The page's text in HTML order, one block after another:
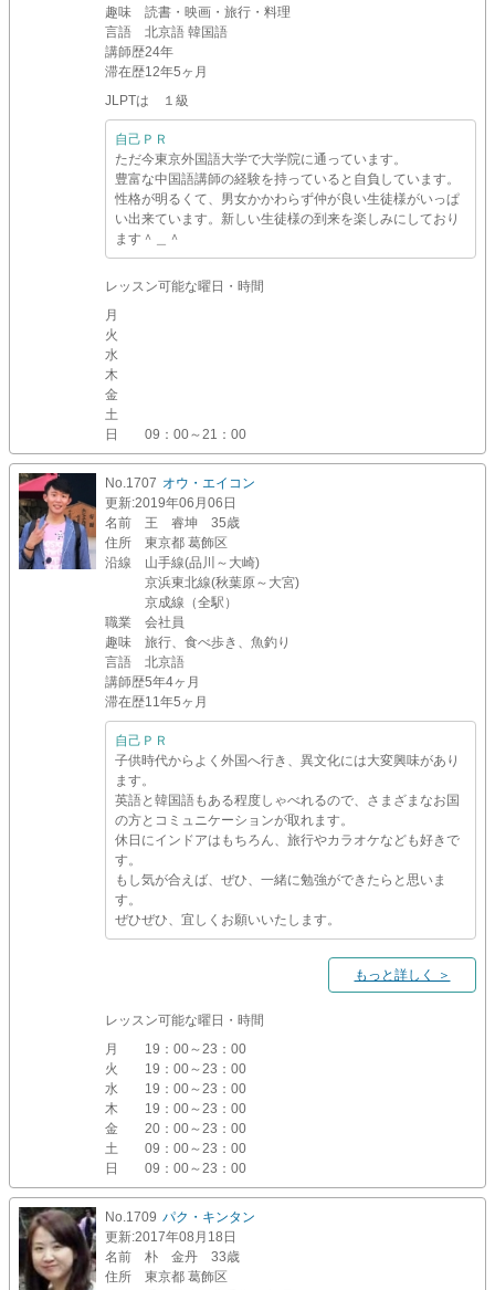
趣味
読書・映画・旅行・料理
言語
北京語 韓国語
講師歴24年
滞在歴12年5ヶ月
JLPTは １級
自己ＰＲ
ただ今東京外国語大学で大学院に通っています。
豊富な中国語講師の経験を持っていると自負しています。
性格が明るくて、男女かかわらず仲が良い生徒様がいっぱ
い出来ています。新しい生徒様の到来を楽しみにしており
ます＾＿＾
レッスン可能な曜日・時間
月
火
水
木
金
土
日
09：00～21：00
No.1707 オウ・エイコン
更新:2019年06月06日
名前
王 睿坤 35歳
住所
東京都 葛飾区
沿線
山手線(品川～大崎)
京浜東北線(秋葉原～大宮)
京成線（全駅）
職業
会社員
趣味
旅行、食べ歩き、魚釣り
言語
北京語
講師歴5年4ヶ月
滞在歴11年5ヶ月
自己ＰＲ
子供時代からよく外国へ行き、異文化には大変興味があり
ます。
英語と韓国語もある程度しゃべれるので、さまざまなお国
の方とコミュニケーションが取れます。
休日にインドアはもちろん、旅行やカラオケなども好きで
す。
もし気が合えば、ぜひ、一緒に勉強ができたらと思いま
す。
ぜひぜひ、宜しくお願いいたします。
もっと詳しく ＞
レッスン可能な曜日・時間
月
19：00～23：00
火
19：00～23：00
水
19：00～23：00
木
19：00～23：00
金
20：00～23：00
土
09：00～23：00
日
09：00～23：00
No.1709 パク・キンタン
更新:2017年08月18日
名前
朴 金丹 33歳
住所
東京都 葛飾区